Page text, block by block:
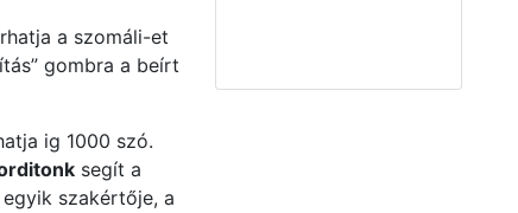
a szomáli-et
gombra a beírt
ig 1000 szó.
segít a
szakértője, a